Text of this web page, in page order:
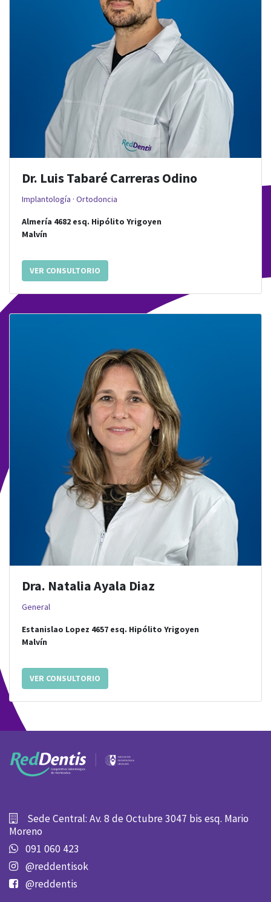
Dr. Luis Tabaré Carreras Odino
Implantología · Ortodoncia
Almería 4682 esq. Hipólito Yrigoyen
Malvín
VER CONSULTORIO
Dra. Natalia Ayala Diaz
General
Estanislao Lopez 4657 esq. Hipólito Yrigoyen
Malvín
VER CONSULTORIO
Sede Central: Av. 8 de Octubre 3047 bis esq. Mario
Moreno
091 060 423
@reddentisok
@reddentis